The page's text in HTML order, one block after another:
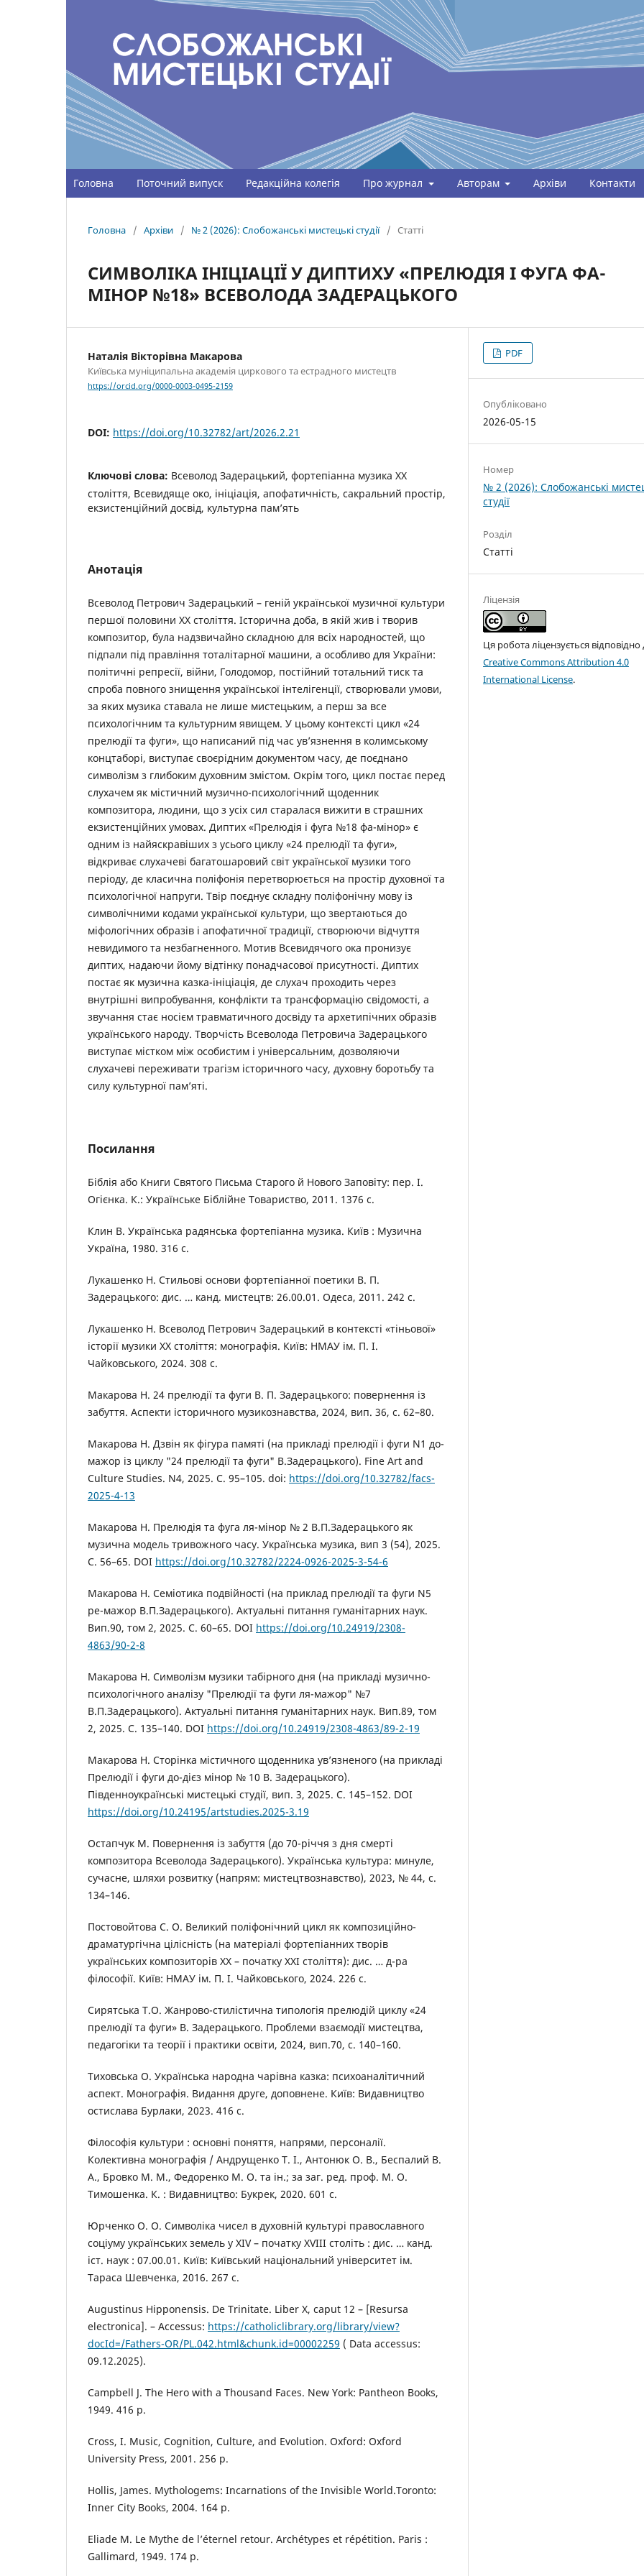
Головна Поточний випуск Редакційна колегія Про журнал Авторам Архіви Контакти
Головна / Архіви / № 2 (2026): Слобожанські мистецькі студії / Статті
СИМВОЛІКА ІНІЦІАЦІЇ У ДИПТИХУ «ПРЕЛЮДІЯ І ФУГА ФА-
МІНОР №18» ВСЕВОЛОДА ЗАДЕРАЦЬКОГО
Наталія Вікторівна Макарова
Київська муніципальна академія циркового та естрадного мистецтв
https://orcid.org/0000-0003-0495-2159
DOI: https://doi.org/10.32782/art/2026.2.21
Ключові слова: Всеволод Задерацький, фортепіанна музика ХХ
століття, Всевидяще око, ініціація, апофатичність, сакральний простір,
екзистенційний досвід, культурна пам’ять
Анотація
Всеволод Петрович Задерацький – геній української музичної культури
першої половини ХХ століття. Історична доба, в якій жив і творив
композитор, була надзвичайно складною для всіх народностей, що
підпали під правління тоталітарної машини, а особливо для України:
політичні репресії, війни, Голодомор, постійний тотальний тиск та
спроба повного знищення української інтелігенції, створювали умови,
за яких музика ставала не лише мистецьким, а перш за все
психологічним та культурним явищем. У цьому контексті цикл «24
прелюдії та фуги», що написаний під час увʼязнення в колимському
концтаборі, виступає своєрідним документом часу, де поєднано
символізм з глибоким духовним змістом. Окрім того, цикл постає перед
слухачем як містичний музично-психологічний щоденник
композитора, людини, що з усіх сил старалася вижити в страшних
екзистенційних умовах. Диптих «Прелюдія і фуга №18 фа-мінор» є
одним із найяскравіших з усього циклу «24 прелюдії та фуги»,
відкриває слухачеві багатошаровий світ української музики того
періоду, де класична поліфонія перетворюється на простір духовної та
психологічної напруги. Твір поєднує складну поліфонічну мову із
символічними кодами української культури, що звертаються до
міфологічних образів і апофатичної традиції, створюючи відчуття
невидимого та незбагненного. Мотив Всевидячого ока пронизує
диптих, надаючи йому відтінку понадчасової присутності. Диптих
постає як музична казка-ініціація, де слухач проходить через
внутрішні випробування, конфлікти та трансформацію свідомості, а
звучання стає носієм травматичного досвіду та архетипічних образів
українського народу. Творчість Всеволода Петровича Задерацького
виступає містком між особистим і універсальним, дозволяючи
слухачеві переживати трагізм історичного часу, духовну боротьбу та
силу культурної пам’яті.
Посилання
Біблія або Книги Святого Письма Старого й Нового Заповіту: пер. І.
Огієнка. К.: Українське Біблійне Товариство, 2011. 1376 с.
Клин В. Українська радянська фортепіанна музика. Київ : Музична
Україна, 1980. 316 с.
Лукашенко Н. Стильові основи фортепіанної поетики В. П.
Задерацького: дис. … канд. мистецтв: 26.00.01. Одеса, 2011. 242 с.
Лукашенко Н. Всеволод Петрович Задерацький в контексті «тіньової»
історії музики ХХ століття: монографія. Київ: НМАУ ім. П. І.
Чайковського, 2024. 308 с.
Макарова Н. 24 прелюдії та фуги В. П. Задерацького: повернення із
забуття. Аспекти історичного музикознавства, 2024, вип. 36, с. 62–80.
Макарова Н. Дзвін як фігура памяті (на прикладі прелюдії і фуги N1 до-
мажор із циклу "24 прелюдії та фуги" В.Задерацького). Fine Art and
Culture Studies. N4, 2025. С. 95–105. doi: https://doi.org/10.32782/facs-
2025-4-13
Макарова Н. Прелюдія та фуга ля-мінор № 2 В.П.Задерацького як
музична модель тривожного часу. Українська музика, вип 3 (54), 2025.
С. 56–65. DOI https://doi.org/10.32782/2224-0926-2025-3-54-6
Макарова Н. Семіотика подвійності (на приклад прелюдії та фуги N5
ре-мажор В.П.Задерацького). Актуальні питання гуманітарних наук.
Вип.90, том 2, 2025. С. 60–65. DOI https://doi.org/10.24919/2308-
4863/90-2-8
Макарова Н. Символізм музики табірного дня (на прикладі музично-
психологічного аналізу "Прелюдії та фуги ля-мажор" №7
В.П.Задерацького). Актуальні питання гуманітарних наук. Вип.89, том
2, 2025. С. 135–140. DOI https://doi.org/10.24919/2308-4863/89-2-19
Макарова Н. Сторінка містичного щоденника увʼязненого (на прикладі
Прелюдії і фуги до-дієз мінор № 10 В. Задерацького).
Південноукраїнські мистецькі студії, вип. 3, 2025. С. 145–152. DOI
https://doi.org/10.24195/artstudies.2025-3.19
Остапчук М. Повернення із забуття (до 70-річчя з дня смерті
композитора Всеволода Задерацького). Українська культура: минуле,
сучасне, шляхи розвитку (напрям: мистецтвознавство), 2023, № 44, с.
134–146.
Постовойтова С. О. Великий поліфонічний цикл як композиційно-
драматургічна цілісність (на матеріалі фортепіанних творів
українських композиторів ХХ – початку ХХІ століття): дис. … д-ра
філософії. Київ: НМАУ ім. П. І. Чайковського, 2024. 226 с.
Сирятська Т.О. Жанрово-стилістична типологія прелюдій циклу «24
прелюдії та фуги» В. Задерацького. Проблеми взаємодії мистецтва,
педагогіки та теорії і практики освіти, 2024, вип.70, с. 140–160.
Тиховська О. Українська народна чарівна казка: психоаналітичний
аспект. Монографія. Видання друге, доповнене. Київ: Видавництво
остислава Бурлаки, 2023. 416 с.
Філософія культури : основні поняття, напрями, персоналії.
Колективна монографія / Андрущенко Т. І., Антонюк О. В., Беспалий В.
А., Бровко М. М., Федоренко М. О. та ін.; за заг. ред. проф. М. О.
Тимошенка. К. : Видавництво: Букрек, 2020. 601 с.
Юрченко О. О. Символіка чисел в духовній культурі православного
соціуму українських земель у XIV – початку XVIII століть : дис. … канд.
іст. наук : 07.00.01. Київ: Київський національний університет ім.
Тараса Шевченка, 2016. 267 с.
Augustinus Hipponensis. De Trinitate. Liber X, caput 12 – [Resursa
electronica]. – Accessus: https://catholiclibrary.org/library/view?
docId=/Fathers-OR/PL.042.html&chunk.id=00002259 ( Data accessus:
09.12.2025).
Campbell J. The Hero with a Thousand Faces. New York: Pantheon Books,
1949. 416 p.
Cross, I. Music, Cognition, Culture, and Evolution. Oxford: Oxford
University Press, 2001. 256 p.
Hollis, James. Mythologems: Incarnations of the Invisible World.Toronto:
Inner City Books, 2004. 164 p.
Eliade M. Le Mythe de l’éternel retour. Archétypes et répétition. Paris :
Gallimard, 1949. 174 p.
PDF
Опубліковано
2026-05-15
Номер
№ 2 (2026): Слобожанські
студії
Розділ
Статті
Ліцензія
Ця робота ліцензується відповідно
Creative Commons Attribution 4.0
International License.